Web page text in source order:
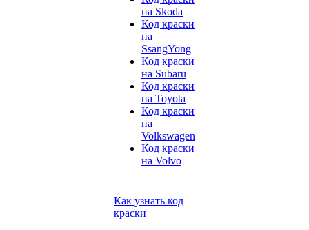
на Skoda
Код краски
на
SsangYong
Код краски
на Subaru
Код краски
на Toyota
Код краски
на
Volkswagen
Код краски
на Volvo
Как узнать код
краски